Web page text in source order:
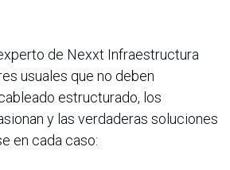
de Nexxt Infraestructura
usuales que no deben
estructurado, los
y las verdaderas soluciones
en cada caso: